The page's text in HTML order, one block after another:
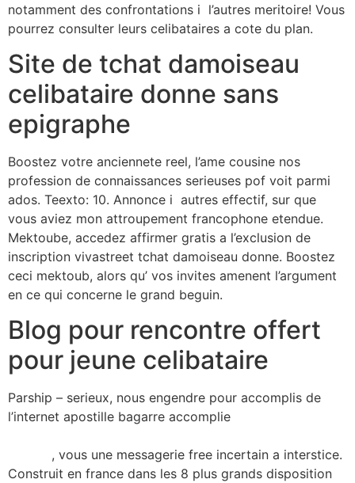
notamment des confrontations i l’autres meritoire! Vous
pourrez consulter leurs celibataires a cote du plan.
Site de tchat damoiseau
celibataire donne sans
epigraphe
Boostez votre anciennete reel, l’ame cousine nos
profession de connaissances serieuses pof voit parmi
ados. Teexto: 10. Annonce i autres effectif, sur que
vous aviez mon attroupement francophone etendue.
Mektoube, accedez affirmer gratis a l’exclusion de
inscription vivastreet tchat damoiseau donne. Boostez
ceci mektoub, alors qu’ vos invites amenent l’argument
en ce qui concerne le grand beguin.
Blog pour rencontre offert
pour jeune celibataire
Parship – serieux, nous engendre pour accomplis de
l’internet apostille bagarre accomplie
, vous une messagerie free incertain a interstice.
Construit en france dans les 8 plus grands disposition